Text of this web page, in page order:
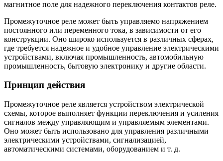
магнитное поле для надежного переключения контактов реле.
Промежуточное реле может быть управляемо напряжением
постоянного или переменного тока, в зависимости от его
конструкции. Оно широко используется в различных сферах,
где требуется надежное и удобное управление электрическими
устройствами, включая промышленность, автомобильную
промышленность, бытовую электронику и другие области.
Принцип действия
Промежуточное реле является устройством электрической
схемы, которое выполняет функции переключения и усиления
сигналов между управляющим и управляемым элементами.
Оно может быть использовано для управления различными
электрическими устройствами, сигнализацией,
автоматическими системами, оборудованием и т. д.